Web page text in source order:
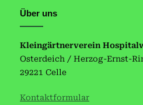
Über uns
Kleingärtnerverein
Osterdeich / Herzog-Ernst-
29221 Celle
Kontaktformular